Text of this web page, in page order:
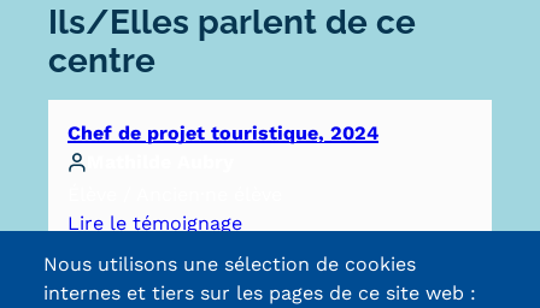
Ils/Elles parlent de ce
centre
Chef de projet touristique, 2024
Lire le témoignage
Nous utilisons une sélection de cookies
internes et tiers sur les pages de ce site web :